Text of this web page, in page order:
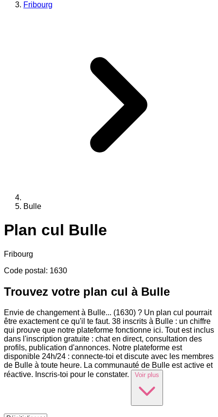
Fribourg
Bulle
Plan cul Bulle
Fribourg
Code postal : 1630
Trouvez votre plan cul à Bulle
Envie de changement à Bulle... (1630) ? Un plan cul pourrait
être exactement ce qu'il te faut. 38 inscrits à Bulle : un chiffre
qui prouve que notre plateforme fonctionne ici. Tout est inclus
dans l'inscription gratuite : chat en direct, consultation des
profils, publication d'annonces. Notre plateforme est
disponible 24h/24 : connecte-toi et discute avec les membres
de Bulle à toute heure. La communauté de Bulle est active et
réactive. Inscris-toi pour le constater.
Voir plus